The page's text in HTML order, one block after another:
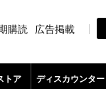
購読 広告掲載
トア ディスカウンター